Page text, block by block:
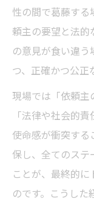
性の間で葛藤す
頼主の要望と法的
の意見が食い違
つ、正確かつ公正
現場では「依頼主
「法律や社会的
使命感が衝突する
保し、全てのス
ことが、最終的
のです。こうし